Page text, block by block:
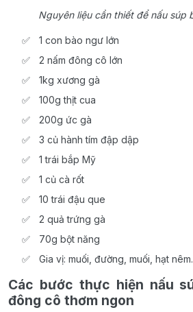
Nguyên liệu cần thiết để nấu súp
1 con bào ngư lớn
2 nấm đông cô lớn
1kg xương gà
100g thịt cua
200g ức gà
3 củ hành tím đập dập
1 trái bắp Mỹ
1 củ cà rốt
10 trái đậu que
2 quả trứng gà
70g bột năng
Gia vị: muối, đường, muối, hạt nêm.
Các bước thực hiện nấu
đông cô thơm ngon